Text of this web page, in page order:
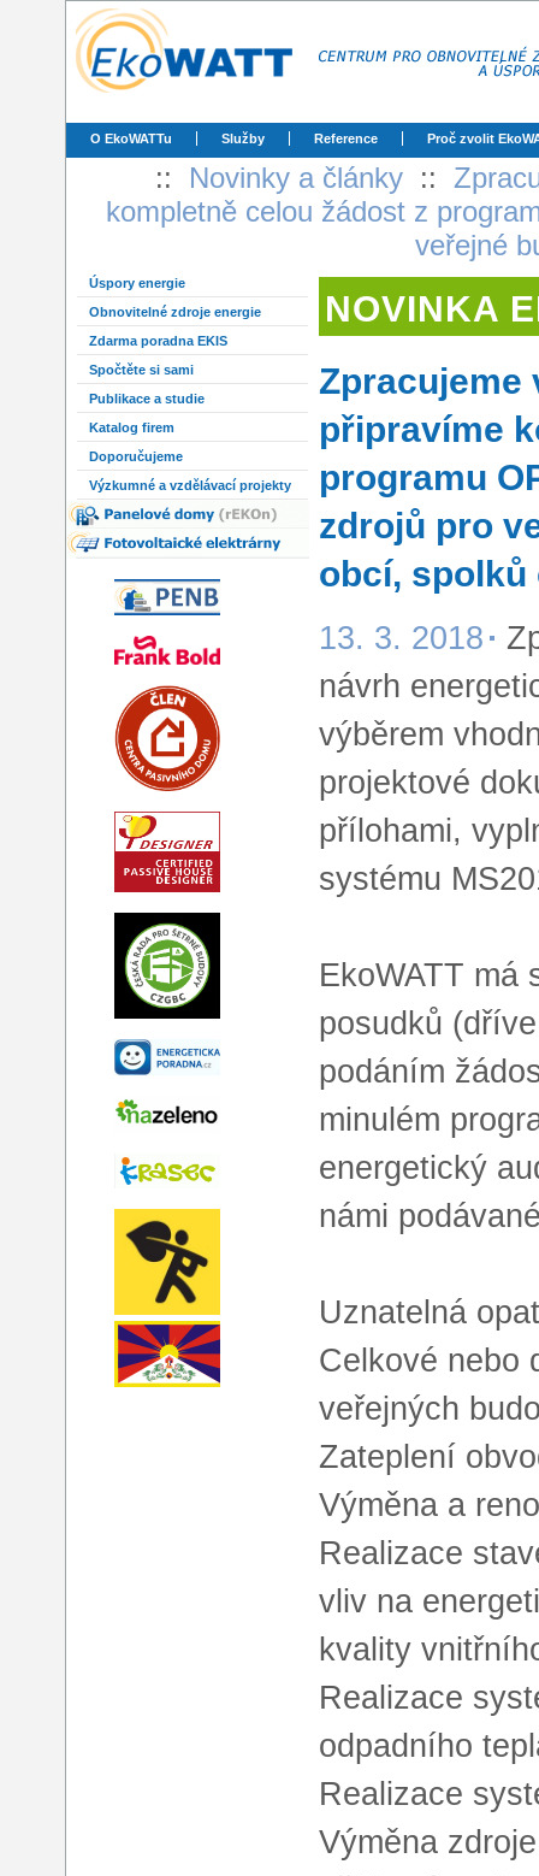
O EkoWATTu Služby Reference Proč zvolit
:: Novinky a články ::
kompletně celou žádost z
veřejné
Úspory energie
Obnovitelné zdroje energie
Zdarma poradna EKIS
Spočtěte si sami
Publikace a studie
Katalog firem
Doporučujeme
Výzkumné a vzdělávací projekty
NOVINKA
Zpracujeme
připravíme
programu
zdrojů pro
obcí, spolků
13. 3. 2018
návrh
výběrem
projektové
přílohami,
systému
EkoWATT má
posudků
podáním
minulém
energetický
námi
Uznatelná
Celkové nebo
veřejných
Zateplení
Výměna a
Realizace
vliv na
kvality
Realizace
odpadního
Realizace
Výměna